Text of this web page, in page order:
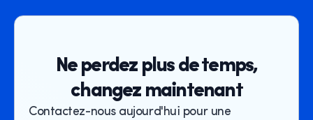
Ne perdez plus de temps,
changez maintenant
Contactez-nous aujourd'hui pour une